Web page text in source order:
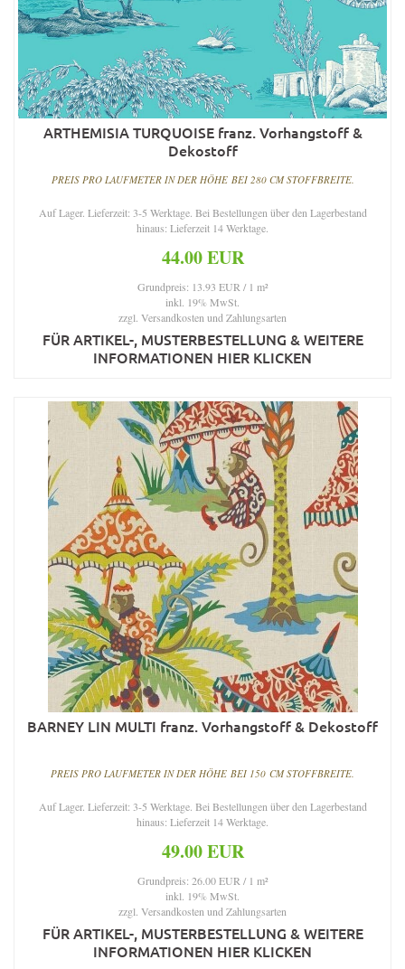
ARTHEMISIA TURQUOISE franz. Vorhangstoff &
Dekostoff
PREIS PRO LAUFMETER IN DER HÖHE BEI 280 CM STOFFBREITE.
Auf Lager. Lieferzeit: 3-5 Werktage. Bei Bestellungen über den Lagerbestand
hinaus: Lieferzeit 14 Werktage.
44.00 EUR
Grundpreis: 13.93 EUR / 1 m²
inkl. 19% MwSt.
zzgl. Versandkosten und Zahlungsarten
FÜR ARTIKEL-, MUSTERBESTELLUNG & WEITERE
INFORMATIONEN HIER KLICKEN
BARNEY LIN MULTI franz. Vorhangstoff & Dekostoff
PREIS PRO LAUFMETER IN DER HÖHE BEI 150 CM STOFFBREITE.
Auf Lager. Lieferzeit: 3-5 Werktage. Bei Bestellungen über den Lagerbestand
hinaus: Lieferzeit 14 Werktage.
49.00 EUR
Grundpreis: 26.00 EUR / 1 m²
inkl. 19% MwSt.
zzgl. Versandkosten und Zahlungsarten
FÜR ARTIKEL-, MUSTERBESTELLUNG & WEITERE
INFORMATIONEN HIER KLICKEN